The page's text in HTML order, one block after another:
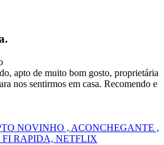
apto de muito bom gosto, proprietária
nos sentirmos em casa. Recomendo e
NOVINHO , ACONCHEGANTE ,
FI RAPIDA, NETFLIX